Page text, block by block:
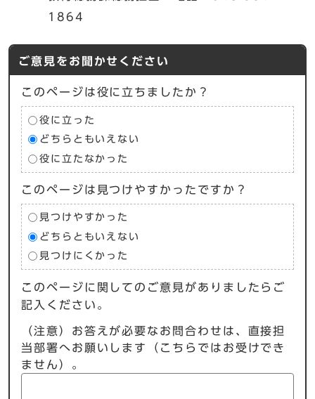
1864
ご意見をお聞かせください
このページは役に立ちましたか？
役に立った
どちらともいえない
役に立たなかった
このページは見つけやすかったですか？
見つけやすかった
どちらともいえない
見つけにくかった
このページに関してのご意見がありましたらご
記入ください。
（注意）お答えが必要なお問合わせは、直接担
当部署へお願いします（こちらではお受けでき
ません）。